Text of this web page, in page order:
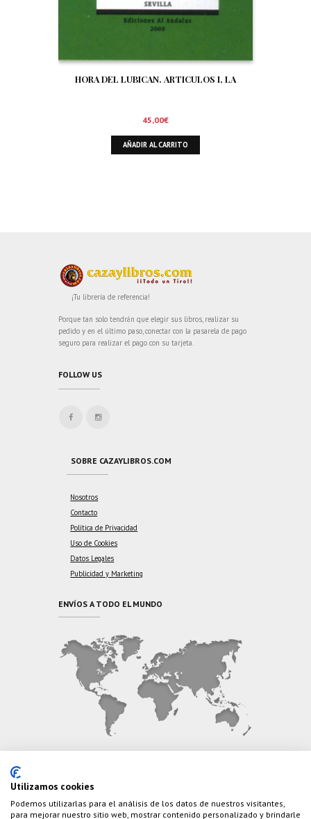
HORA DEL LUBICAN. ARTICULOS I, LA
45,00€
AÑADIR AL CARRITO
¡Tu librería de referencia!
Porque tan solo tendrán que elegir sus libros, realizar su
pedido y en el último paso, conectar con la pasarela de pago
seguro para realizar el pago con su tarjeta.
FOLLOW US
SOBRE CAZAYLIBROS.COM
Nosotros
Contacto
Política de Privacidad
Uso de Cookies
Datos Legales
Publicidad y Marketing
ENVÍOS A TODO EL MUNDO
Teléfono: (+34) 626 495 499
Utilizamos cookies
Podemos utilizarlas para el análisis de los datos de nuestros visitantes,
para mejorar nuestro sitio web, mostrar contenido personalizado y brindarle